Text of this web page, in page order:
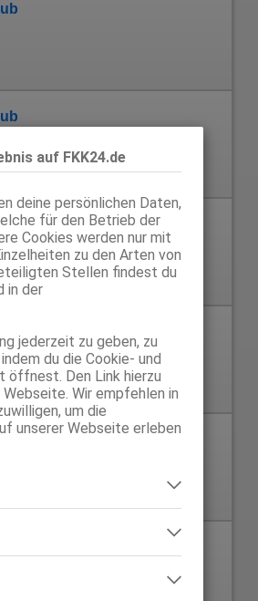
auf FKK24.de
deine persönlichen Daten,
für den Betrieb der
Cookies werden nur mit
zu den Arten von
Stellen findest du
in der
jederzeit zu geben, zu
du die Cookie- und
öffnest. Den Link hierzu
Wir empfehlen in
um die
unserer Webseite erleben
Cookies, die für den
ohne diese Cookies nicht
die der Analyse der
den Webseiten-Besitzern zu
oder Firmenfeiern